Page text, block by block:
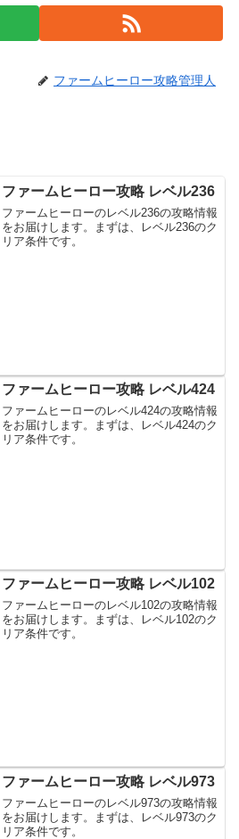
ファームヒーロー攻略管理人
ファームヒーロー攻略 レベル236
ファームヒーローのレベル236の攻略情報
をお届けします。まずは、レベル236のク
リア条件です。
ファームヒーロー攻略 レベル424
ファームヒーローのレベル424の攻略情報
をお届けします。まずは、レベル424のク
リア条件です。
ファームヒーロー攻略 レベル102
ファームヒーローのレベル102の攻略情報
をお届けします。まずは、レベル102のク
リア条件です。
ファームヒーロー攻略 レベル973
ファームヒーローのレベル973の攻略情報
をお届けします。まずは、レベル973のク
リア条件です。